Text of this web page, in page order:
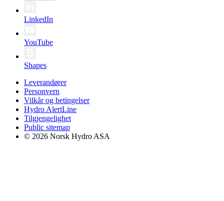
LinkedIn
YouTube
Shapes
Leverandører
Personvern
Vilkår og betingelser
Hydro AlertLine
Tilgjengelighet
Public sitemap
© 2026 Norsk Hydro ASA